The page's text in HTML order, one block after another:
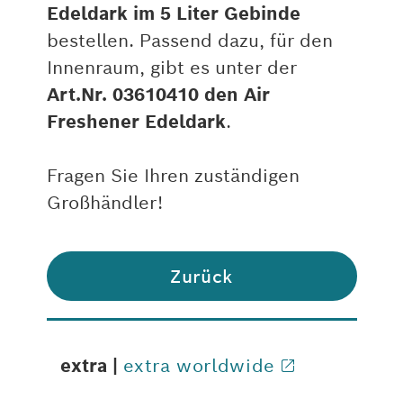
Edeldark im 5 Liter Gebinde
bestellen. Passend dazu, für den
Innenraum, gibt es unter der
Art.Nr. 03610410 den Air
Freshener Edeldark.
Fragen Sie Ihren zuständigen
Großhändler!
Zurück
extra | extra worldwide